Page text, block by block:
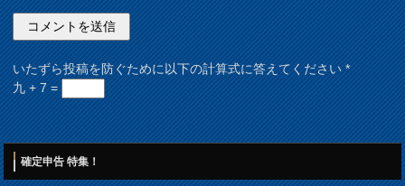
いたずら投稿を防ぐために以下の計算式に答えてください*
九 + 7 =
確定申告 特集！